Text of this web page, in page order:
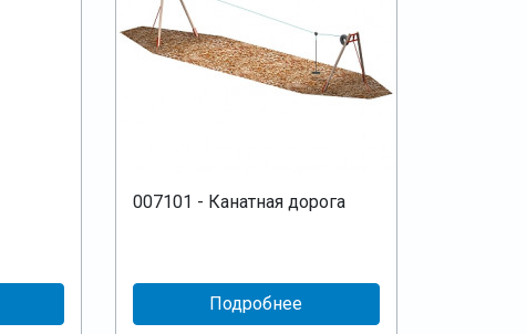
007101 - Канатная дорога
Подробнее